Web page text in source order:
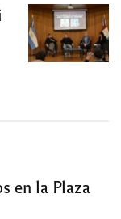
en la Plaza